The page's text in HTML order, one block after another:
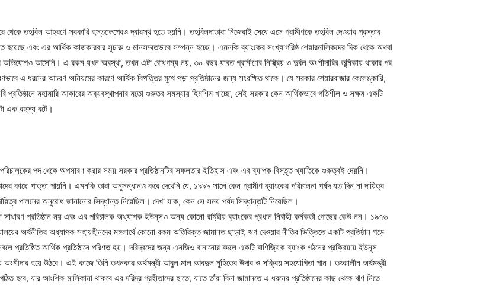
তহবিল আহরণে সরকারি হস্তক্ষেপেরও দ্বারস্থ হতে হয়নি। তহবিলদাতারা নিজেরাই সেধে এসে গ্রামীণকে তহবিল দেওয়ার প্রস্তাব
হয়েছে এবং এর আর্থিক কাজকারবার সুচারু ও মানসম্মতভাবে সম্পন্ন হচ্ছে। এমনকি ব্যাংকের সংখ্যাগরিষ্ঠ শেয়ারমালিকদের দিক থেকে অথবা
আসেনি। এ রকম যখন অবস্থা, তখন এটা বোধগম্য নয়, ৩০ বছর যাবত গ্রামীণের নিষ্ক্রিয় ও দুর্বল অংশীদারির ভূমিকায় থাকার পর
এ ধরনের আচরণ অনিয়মের কারণে আর্থিক বিপত্তির মুখে পড়া প্রতিষ্ঠানের জন্য সংরক্ষিত থাকে। যে সরকার শেয়ারবাজার কেলেঙ্কারি,
প্রতিষ্ঠানে মহামারি আকারের অব্যবস্থাপনার মতো গুরুতর সমস্যায় হিমশিম খাচ্ছে, সেই সরকার কেন আর্থিকভাবে গতিশীল ও সক্ষম একটি
এক রহস্য বটে।
পদ থেকে অপসারণ করার সময় সরকার প্রতিষ্ঠানটির সফলতার ইতিহাস এবং এর ব্যাপক বিস্তৃত খ্যাতিকে গুরুত্বই দেয়নি।
কাছে পাত্তা পায়নি। এমনকি তারা অনুসন্ধানও করে দেখেনি যে, ১৯৯৯ সালে কেন গ্রামীণ ব্যাংকের পরিচালনা পর্ষদ যত দিন না দায়িত্ব
পালনের অনুরোধ জানানোর সিদ্ধান্ত নিয়েছিল। দেখা যাক, কেন সে সময় পর্ষদ সিদ্ধান্তটি নিয়েছিল।
প্রতিষ্ঠান নয় এবং এর পরিচালক অধ্যাপক ইউনূসও অন্য কোনো রাষ্ট্রীয় ব্যাংকের প্রধান নির্বাহী কর্মকর্তা গোছের কেউ নন। ১৯৭৬
অর্থনীতির অধ্যাপক সহায়হীনদের মঙ্গলার্থে কোনো রকম অতিরিক্ত জামানত ছাড়াই ঋণ দেওয়ার নীতির ভিত্তিতে একটি প্রতিষ্ঠান গড়ে
প্রতিষ্ঠিত আর্থিক প্রতিষ্ঠানে পরিণত হয়। দরিদ্রদের জন্য এনজিও বানানোর বদলে একটি বাণিজ্যিক ব্যাংক গঠনের প্রক্রিয়ায় ইউনূস
হয়ে উঠবে। এই কাজে তিনি তখনকার অর্থমন্ত্রী আবুল মাল আবদুল মুহিতের উদার ও সক্রিয় সহযোগিতা পান। তৎকালীন অর্থমন্ত্রী
হবে, যার আংশিক মালিকানা থাকবে এর দরিদ্র গ্রহীতাদের হাতে, যাতে তাঁরা বিনা জামানতে এ ধরনের প্রতিষ্ঠানের কাছ থেকে ঋণ নিতে